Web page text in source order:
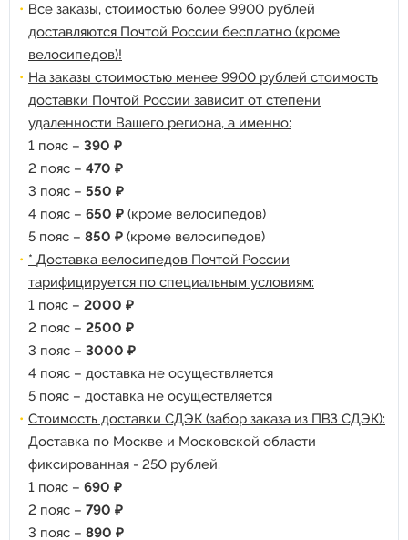
Все заказы, стоимостью более 9900 рублей
доставляются Почтой России бесплатно (кроме
велосипедов)!
На заказы стоимостью менее 9900 рублей стоимость
доставки Почтой России зависит от степени
удаленности Вашего региона, а именно:
1 пояс – 390 ₽
2 пояс – 470 ₽
3 пояс – 550 ₽
4 пояс – 650 ₽ (кроме велосипедов)
5 пояс – 850 ₽ (кроме велосипедов)
* Доставка велосипедов Почтой России
тарифицируется по специальным условиям:
1 пояс – 2000 ₽
2 пояс – 2500 ₽
3 пояс – 3000 ₽
4 пояс – доставка не осуществляется
5 пояс – доставка не осуществляется
Стоимость доставки СДЭК (забор заказа из ПВЗ СДЭК):
Доставка по Москве и Московской области
фиксированная - 250 рублей.
1 пояс – 690 ₽
2 пояс – 790 ₽
3 пояс – 890 ₽